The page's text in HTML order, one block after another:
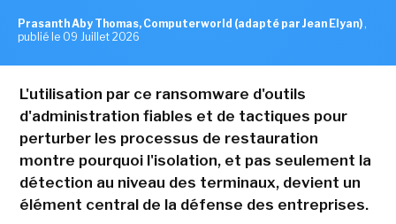
Prasanth Aby Thomas, Computerworld (adapté par Jean Elyan) ,
publié le 09 Juillet 2026
L'utilisation par ce ransomware d'outils
d'administration fiables et de tactiques pour
perturber les processus de restauration
montre pourquoi l'isolation, et pas seulement la
détection au niveau des terminaux, devient un
élément central de la défense des entreprises.